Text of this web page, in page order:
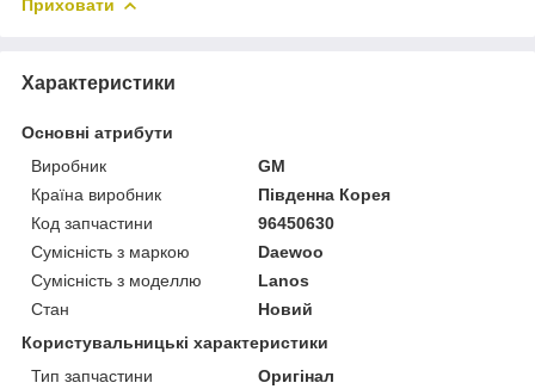
Приховати
Характеристики
Основні атрибути
Виробник
GM
Країна виробник
Південна Корея
Код запчастини
96450630
Сумісність з маркою
Daewoo
Сумісність з моделлю
Lanos
Стан
Новий
Користувальницькі характеристики
Тип запчастини
Оригінал